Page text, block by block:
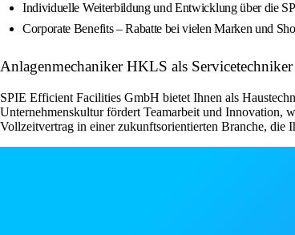
Individuelle Weiterbildung und Entwicklung über die
Corporate Benefits – Rabatte bei vielen Marken und
Anlagenmechaniker HKLS als
SPIE Efficient Facilities GmbH bietet Ihnen als
Unternehmenskultur fördert Teamarbeit und Innovation,
Vollzeitvertrag in einer zukunftsorientierten Branche, die